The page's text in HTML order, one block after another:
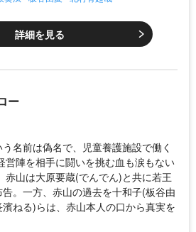
詳細を見る
ー
名前は偽名で、児童養護施設で働く
営陣を相手に闘いを挑む血も涙もない
赤山は大原要蔵(でんでん)と共に若王
。一方、赤山の過去を十和子(板谷由
ねる)らは、赤山本人の口から真実を